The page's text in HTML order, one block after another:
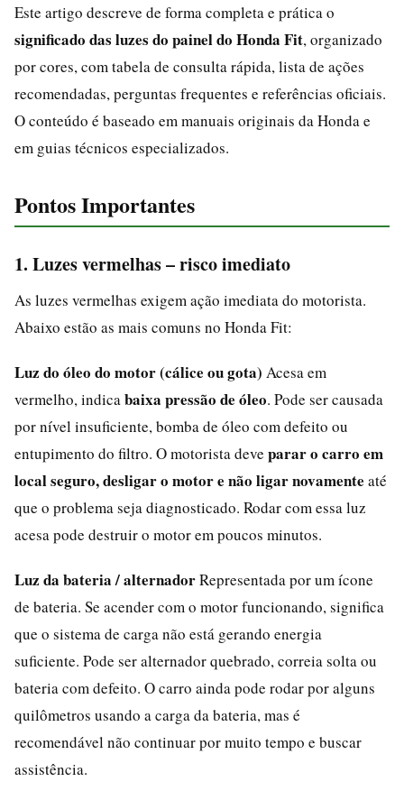
Este artigo descreve de forma completa e prática o
significado das luzes do painel do Honda Fit, organizado
por cores, com tabela de consulta rápida, lista de ações
recomendadas, perguntas frequentes e referências oficiais.
O conteúdo é baseado em manuais originais da Honda e
em guias técnicos especializados.
Pontos Importantes
1. Luzes vermelhas – risco imediato
As luzes vermelhas exigem ação imediata do motorista.
Abaixo estão as mais comuns no Honda Fit:
Luz do óleo do motor (cálice ou gota) Acesa em
vermelho, indica baixa pressão de óleo. Pode ser causada
por nível insuficiente, bomba de óleo com defeito ou
entupimento do filtro. O motorista deve parar o carro em
local seguro, desligar o motor e não ligar novamente até
que o problema seja diagnosticado. Rodar com essa luz
acesa pode destruir o motor em poucos minutos.
Luz da bateria / alternadorRepresentada por um ícone
de bateria. Se acender com o motor funcionando, significa
que o sistema de carga não está gerando energia
suficiente. Pode ser alternador quebrado, correia solta ou
bateria com defeito. O carro ainda pode rodar por alguns
quilômetros usando a carga da bateria, mas é
recomendável não continuar por muito tempo e buscar
assistência.